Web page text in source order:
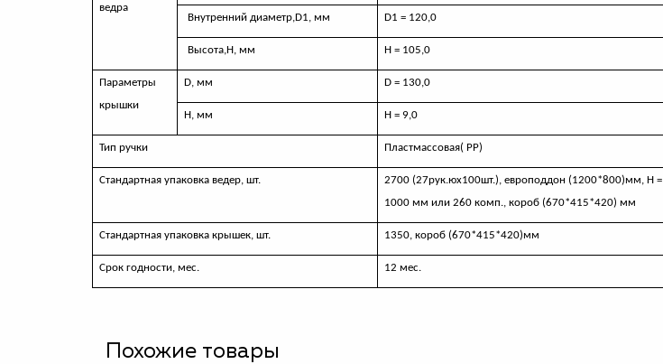
ведра
Внутренний диаметр,D1, мм D1 = 120,0
Высота,H, мм H = 105,0
Параметры
крышки
D, мм D = 130,0
Н, мм Н = 9,0
Тип ручки Пластмассовая( РР)
Стандартная упаковка ведер, шт.
2700 (27рук.юх100шт.), европоддон (1200*800)мм, Н =
1000 мм или 260 комп., короб (670*415*420) мм
Стандартная упаковка крышек, шт. 1350, короб (670*415*420)мм
Срок годности, мес. 12 мес.
Похожие товары